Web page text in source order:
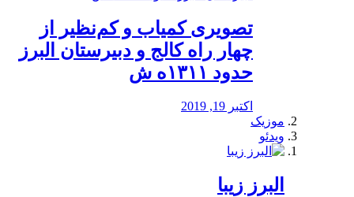
️تصویری کمیاب و کم‌نظیر از
چهار راه كالج و دبيرستان البرز
حدود ۱۳۱۱ه ش
اکتبر 19, 2019
موزیک
ویدئو
البرز زیبا